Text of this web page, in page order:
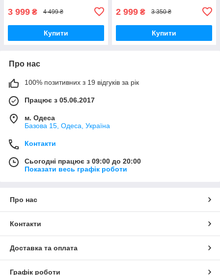
3 999 ₴ 4 499 ₴
Купити
2 999 ₴ 3 350 ₴
Купити
Про нас
100% позитивних з 19 відгуків за рік
Працює з 05.06.2017
м. Одеса
Базова 15, Одеса, Україна
Контакти
Сьогодні працює з 09:00 до 20:00
Показати весь графік роботи
Про нас
Контакти
Доставка та оплата
Графік роботи